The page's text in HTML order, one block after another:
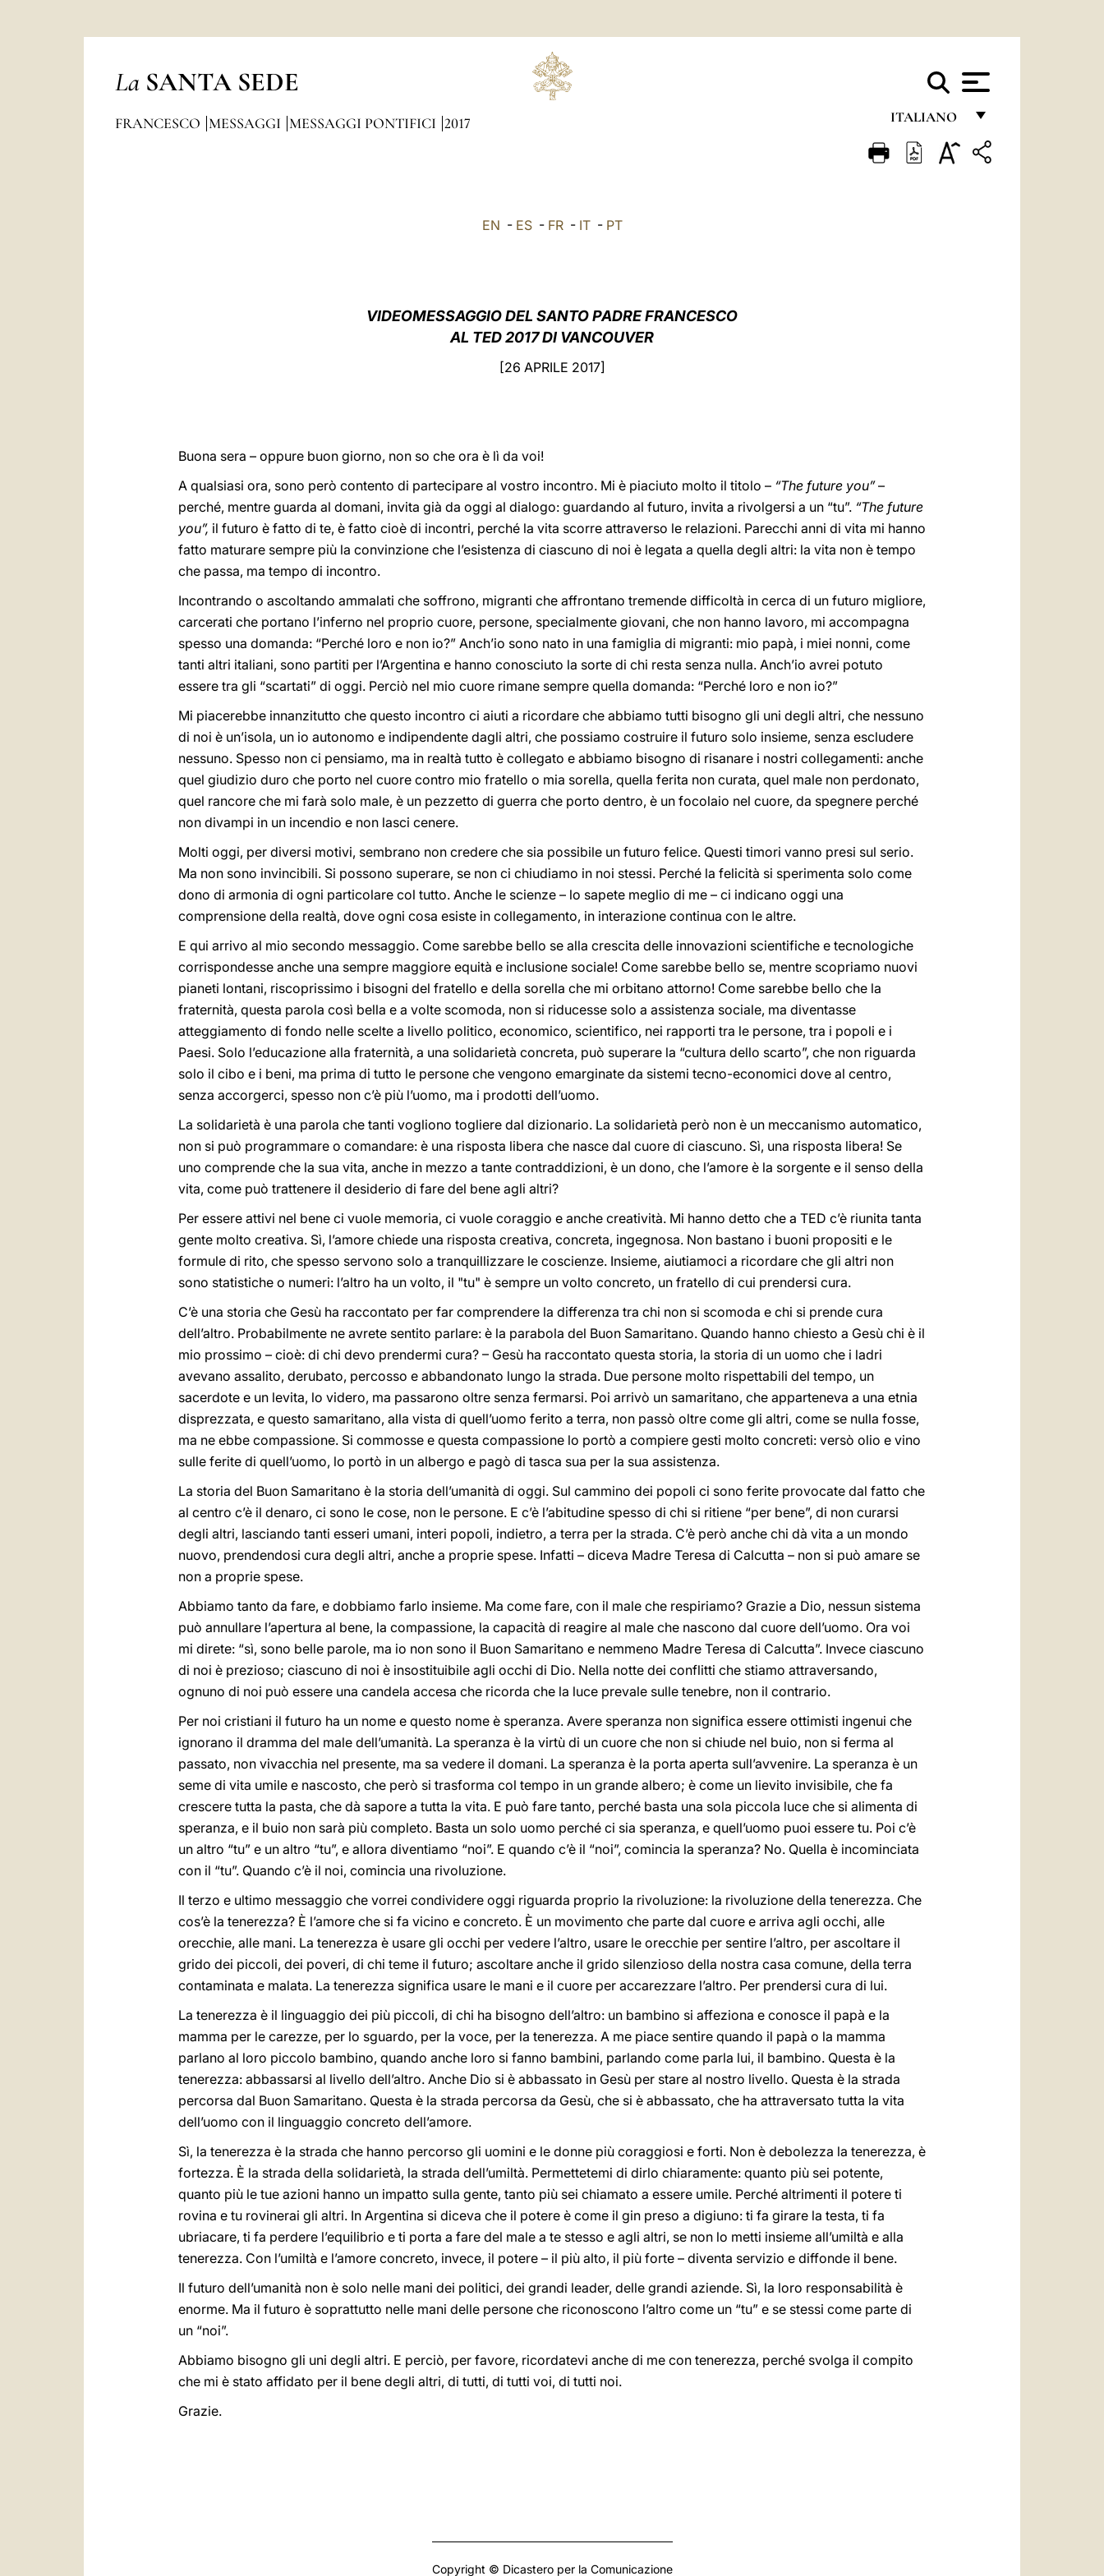
La SANTA SEDE
ITALIANO
FRANÇAIS
FRANCESCO MESSAGGI MESSAGGI PONTIFICI 2017
EN - ES- FR- IT- PT
VIDEOMESSAGGIO DEL SANTO PADRE FRANCESCO
AL TED 2017 DI VANCOUVER
[26 APRILE 2017]
Buona sera – oppure buon giorno, non so che ora è lì da voi!
A qualsiasi ora, sono però contento di partecipare al vostro incontro. Mi è piaciuto molto il titolo – “The future you”–
perché, mentre guarda al domani, invita già da oggi al dialogo: guardando al futuro, invita a rivolgersi a un “tu”. “The future
you”, il futuro è fatto di te, è fatto cioè di incontri, perché la vita scorre attraverso le relazioni. Parecchi anni di vita mi hanno
fatto maturare sempre più la convinzione che l’esistenza di ciascuno di noi è legata a quella degli altri: la vita non è tempo
che passa, ma tempo di incontro.
Incontrando o ascoltando ammalati che soffrono, migranti che affrontano tremende difficoltà in cerca di un futuro migliore,
carcerati che portano l’inferno nel proprio cuore, persone, specialmente giovani, che non hanno lavoro, mi accompagna
spesso una domanda: “Perché loro e non io?” Anch’io sono nato in una famiglia di migranti: mio papà, i miei nonni, come
tanti altri italiani, sono partiti per l’Argentina e hanno conosciuto la sorte di chi resta senza nulla. Anch’io avrei potuto
essere tra gli “scartati” di oggi. Perciò nel mio cuore rimane sempre quella domanda: “Perché loro e non io?”
Mi piacerebbe innanzitutto che questo incontro ci aiuti a ricordare che abbiamo tutti bisogno gli uni degli altri, che nessuno
di noi è un’isola, un io autonomo e indipendente dagli altri, che possiamo costruire il futuro solo insieme, senza escludere
nessuno. Spesso non ci pensiamo, ma in realtà tutto è collegato e abbiamo bisogno di risanare i nostri collegamenti: anche
quel giudizio duro che porto nel cuore contro mio fratello o mia sorella, quella ferita non curata, quel male non perdonato,
quel rancore che mi farà solo male, è un pezzetto di guerra che porto dentro, è un focolaio nel cuore, da spegnere perché
non divampi in un incendio e non lasci cenere.
Molti oggi, per diversi motivi, sembrano non credere che sia possibile un futuro felice. Questi timori vanno presi sul serio.
Ma non sono invincibili. Si possono superare, se non ci chiudiamo in noi stessi. Perché la felicità si sperimenta solo come
dono di armonia di ogni particolare col tutto. Anche le scienze – lo sapete meglio di me – ci indicano oggi una
comprensione della realtà, dove ogni cosa esiste in collegamento, in interazione continua con le altre.
E qui arrivo al mio secondo messaggio. Come sarebbe bello se alla crescita delle innovazioni scientifiche e tecnologiche
corrispondesse anche una sempre maggiore equità e inclusione sociale! Come sarebbe bello se, mentre scopriamo nuovi
pianeti lontani, riscoprissimo i bisogni del fratello e della sorella che mi orbitano attorno! Come sarebbe bello che la
fraternità, questa parola così bella e a volte scomoda, non si riducesse solo a assistenza sociale, ma diventasse
atteggiamento di fondo nelle scelte a livello politico, economico, scientifico, nei rapporti tra le persone, tra i popoli e i
Paesi. Solo l’educazione alla fraternità, a una solidarietà concreta, può superare la “cultura dello scarto”, che non riguarda
solo il cibo e i beni, ma prima di tutto le persone che vengono emarginate da sistemi tecno-economici dove al centro,
senza accorgerci, spesso non c’è più l’uomo, ma i prodotti dell’uomo.
La solidarietà è una parola che tanti vogliono togliere dal dizionario. La solidarietà però non è un meccanismo automatico,
non si può programmare o comandare: è una risposta libera che nasce dal cuore di ciascuno. Sì, una risposta libera! Se
uno comprende che la sua vita, anche in mezzo a tante contraddizioni, è un dono, che l’amore è la sorgente e il senso della
vita, come può trattenere il desiderio di fare del bene agli altri?
Per essere attivi nel bene ci vuole memoria, ci vuole coraggio e anche creatività. Mi hanno detto che a TED c’è riunita tanta
gente molto creativa. Sì, l’amore chiede una risposta creativa, concreta, ingegnosa. Non bastano i buoni propositi e le
formule di rito, che spesso servono solo a tranquillizzare le coscienze. Insieme, aiutiamoci a ricordare che gli altri non
sono statistiche o numeri: l’altro ha un volto, il "tu" è sempre un volto concreto, un fratello di cui prendersi cura.
C’è una storia che Gesù ha raccontato per far comprendere la differenza tra chi non si scomoda e chi si prende cura
dell’altro. Probabilmente ne avrete sentito parlare: è la parabola del Buon Samaritano. Quando hanno chiesto a Gesù chi è il
mio prossimo – cioè: di chi devo prendermi cura? – Gesù ha raccontato questa storia, la storia di un uomo che i ladri
avevano assalito, derubato, percosso e abbandonato lungo la strada. Due persone molto rispettabili del tempo, un
sacerdote e un levita, lo videro, ma passarono oltre senza fermarsi. Poi arrivò un samaritano, che apparteneva a una etnia
disprezzata, e questo samaritano, alla vista di quell’uomo ferito a terra, non passò oltre come gli altri, come se nulla fosse,
ma ne ebbe compassione. Si commosse e questa compassione lo portò a compiere gesti molto concreti: versò olio e vino
sulle ferite di quell’uomo, lo portò in un albergo e pagò di tasca sua per la sua assistenza.
La storia del Buon Samaritano è la storia dell’umanità di oggi. Sul cammino dei popoli ci sono ferite provocate dal fatto che
al centro c’è il denaro, ci sono le cose, non le persone. E c’è l’abitudine spesso di chi si ritiene “per bene”, di non curarsi
degli altri, lasciando tanti esseri umani, interi popoli, indietro, a terra per la strada. C’è però anche chi dà vita a un mondo
nuovo, prendendosi cura degli altri, anche a proprie spese. Infatti – diceva Madre Teresa di Calcutta – non si può amare se
non a proprie spese.
Abbiamo tanto da fare, e dobbiamo farlo insieme. Ma come fare, con il male che respiriamo? Grazie a Dio, nessun sistema
può annullare l’apertura al bene, la compassione, la capacità di reagire al male che nascono dal cuore dell’uomo. Ora voi
mi direte: “sì, sono belle parole, ma io non sono il Buon Samaritano e nemmeno Madre Teresa di Calcutta”. Invece ciascuno
di noi è prezioso; ciascuno di noi è insostituibile agli occhi di Dio. Nella notte dei conflitti che stiamo attraversando,
ognuno di noi può essere una candela accesa che ricorda che la luce prevale sulle tenebre, non il contrario.
Per noi cristiani il futuro ha un nome e questo nome è speranza. Avere speranza non significa essere ottimisti ingenui che
ignorano il dramma del male dell’umanità. La speranza è la virtù di un cuore che non si chiude nel buio, non si ferma al
passato, non vivacchia nel presente, ma sa vedere il domani. La speranza è la porta aperta sull’avvenire. La speranza è un
seme di vita umile e nascosto, che però si trasforma col tempo in un grande albero; è come un lievito invisibile, che fa
crescere tutta la pasta, che dà sapore a tutta la vita. E può fare tanto, perché basta una sola piccola luce che si alimenta di
speranza, e il buio non sarà più completo. Basta un solo uomo perché ci sia speranza, e quell’uomo puoi essere tu. Poi c’è
un altro “tu” e un altro “tu”, e allora diventiamo “noi”. E quando c’è il “noi”, comincia la speranza? No. Quella è incominciata
con il “tu”. Quando c’è il noi, comincia una rivoluzione.
Il terzo e ultimo messaggio che vorrei condividere oggi riguarda proprio la rivoluzione: la rivoluzione della tenerezza. Che
cos’è la tenerezza? È l’amore che si fa vicino e concreto. È un movimento che parte dal cuore e arriva agli occhi, alle
orecchie, alle mani. La tenerezza è usare gli occhi per vedere l’altro, usare le orecchie per sentire l’altro, per ascoltare il
grido dei piccoli, dei poveri, di chi teme il futuro; ascoltare anche il grido silenzioso della nostra casa comune, della terra
contaminata e malata. La tenerezza significa usare le mani e il cuore per accarezzare l’altro. Per prendersi cura di lui.
La tenerezza è il linguaggio dei più piccoli, di chi ha bisogno dell’altro: un bambino si affeziona e conosce il papà e la
mamma per le carezze, per lo sguardo, per la voce, per la tenerezza. A me piace sentire quando il papà o la mamma
parlano al loro piccolo bambino, quando anche loro si fanno bambini, parlando come parla lui, il bambino. Questa è la
tenerezza: abbassarsi al livello dell’altro. Anche Dio si è abbassato in Gesù per stare al nostro livello. Questa è la strada
percorsa dal Buon Samaritano. Questa è la strada percorsa da Gesù, che si è abbassato, che ha attraversato tutta la vita
dell’uomo con il linguaggio concreto dell’amore.
Sì, la tenerezza è la strada che hanno percorso gli uomini e le donne più coraggiosi e forti. Non è debolezza la tenerezza, è
fortezza. È la strada della solidarietà, la strada dell’umiltà. Permettetemi di dirlo chiaramente: quanto più sei potente,
quanto più le tue azioni hanno un impatto sulla gente, tanto più sei chiamato a essere umile. Perché altrimenti il potere ti
rovina e tu rovinerai gli altri. In Argentina si diceva che il potere è come il gin preso a digiuno: ti fa girare la testa, ti fa
ubriacare, ti fa perdere l’equilibrio e ti porta a fare del male a te stesso e agli altri, se non lo metti insieme all’umiltà e alla
tenerezza. Con l’umiltà e l’amore concreto, invece, il potere – il più alto, il più forte – diventa servizio e diffonde il bene.
Il futuro dell’umanità non è solo nelle mani dei politici, dei grandi leader, delle grandi aziende. Sì, la loro responsabilità è
enorme. Ma il futuro è soprattutto nelle mani delle persone che riconoscono l’altro come un “tu” e se stessi come parte di
un “noi”.
Abbiamo bisogno gli uni degli altri. E perciò, per favore, ricordatevi anche di me con tenerezza, perché svolga il compito
che mi è stato affidato per il bene degli altri, di tutti, di tutti voi, di tutti noi.
Grazie.
Copyright © Dicastero per la Comunicazione